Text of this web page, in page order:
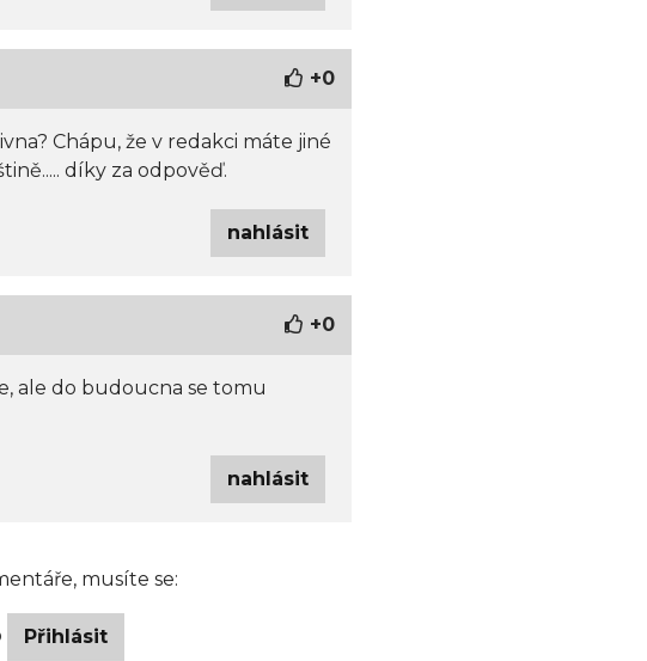
+0
Chápu, že v redakci máte jiné
díky za odpověď.
nahlásit
+0
ale do budoucna se tomu
nahlásit
musíte se:
Přihlásit